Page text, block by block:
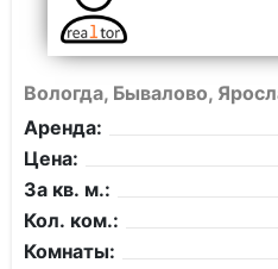
Вологда, Бывалово,
Аренда:
Цена:
За кв. м.:
Кол. ком.:
Комнаты: